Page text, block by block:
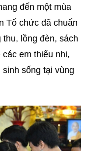
đến một mùa
Tổ chức đã chuẩn
thu, lồng đèn, sách
em thiếu nhi,
sống tại vùng